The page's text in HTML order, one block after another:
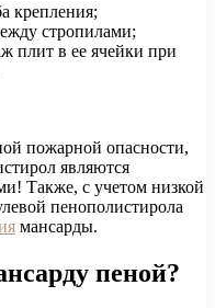
крепления;
стропилами;
плит в ее ячейки при
пожарной опасности,
являются
Также, с учетом низкой
пенополистирола
мансарды.
пеной?